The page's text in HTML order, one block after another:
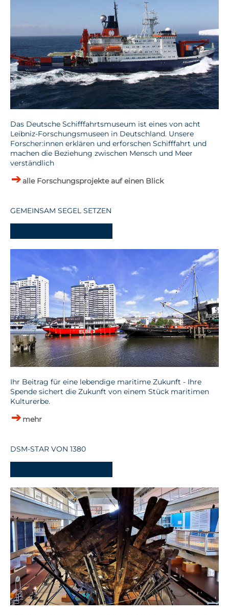
Das Deutsche Schifffahrtsmuseum ist eines von acht
Leibniz-Forschungsmuseen in Deutschland. Unsere
Forscher:innen erklären und erforschen Schifffahrt und
machen die Beziehung zwischen Mensch und Meer
verständlich
alle Forschungsprojekte auf einen Blick
GEMEINSAM SEGEL SETZEN
Ihr Beitrag für eine lebendige maritime Zukunft - Ihre
Spende sichert die Zukunft von einem Stück maritimen
Kulturerbe.
mehr
DSM-STAR VON 1380